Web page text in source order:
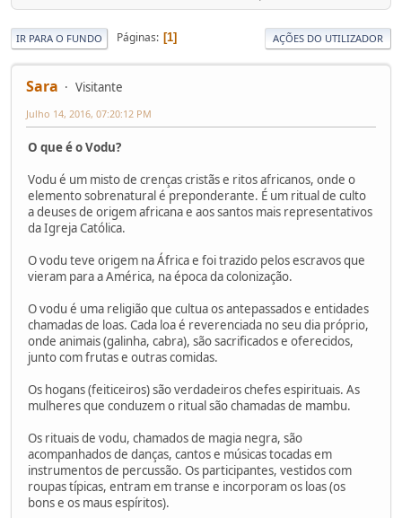
IR PARA O FUNDO Páginas 1 AÇÕES DO UTILIZADOR
Sara Visitante
Julho 14, 2016, 07:20:12 PM
O que é o Vodu?
Vodu é um misto de crenças cristãs e ritos africanos, onde o
elemento sobrenatural é preponderante. É um ritual de culto
a deuses de origem africana e aos santos mais representativos
da Igreja Católica.
O vodu teve origem na África e foi trazido pelos escravos que
vieram para a América, na época da colonização.
O vodu é uma religião que cultua os antepassados e entidades
chamadas de loas. Cada loa é reverenciada no seu dia próprio,
onde animais (galinha, cabra), são sacrificados e oferecidos,
junto com frutas e outras comidas.
Os hogans (feiticeiros) são verdadeiros chefes espirituais. As
mulheres que conduzem o ritual são chamadas de mambu.
Os rituais de vodu, chamados de magia negra, são
acompanhados de danças, cantos e músicas tocadas em
instrumentos de percussão. Os participantes, vestidos com
roupas típicas, entram em transe e incorporam os loas (os
bons e os maus espíritos).